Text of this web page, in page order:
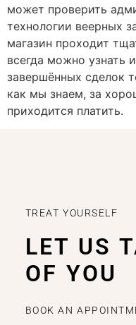
может проверить
технологии веерных
магазин проходит
всегда можно узнать
завершённых сделок
как мы знаем, за
приходится платить.
TREAT YOURSELF
LET US
OF YOU
BOOK AN